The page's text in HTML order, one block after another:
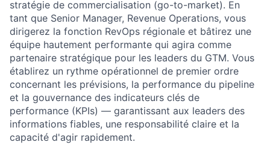
stratégie de commercialisation (go-to-market). En
tant que Senior Manager, Revenue Operations, vous
dirigerez la fonction RevOps régionale et bâtirez une
équipe hautement performante qui agira comme
partenaire stratégique pour les leaders du GTM. Vous
établirez un rythme opérationnel de premier ordre
concernant les prévisions, la performance du pipeline
et la gouvernance des indicateurs clés de
performance (KPIs) — garantissant aux leaders des
informations fiables, une responsabilité claire et la
capacité d'agir rapidement.